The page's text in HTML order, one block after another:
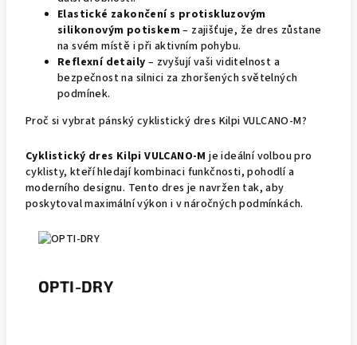
Elastické zakončení s protiskluzovým
silikonovým potiskem – zajišťuje, že dres zůstane
na svém místě i při aktivním pohybu.
Reflexní detaily – zvyšují vaši viditelnost a
bezpečnost na silnici za zhoršených světelných
podmínek.
Proč si vybrat pánský cyklistický dres Kilpi VULCANO-M?
Cyklistický dres Kilpi VULCANO-M je ideální volbou pro
cyklisty, kteří hledají kombinaci funkčnosti, pohodlí a
moderního designu. Tento dres je navržen tak, aby
poskytoval maximální výkon i v náročných podmínkách.
OPTI-DRY